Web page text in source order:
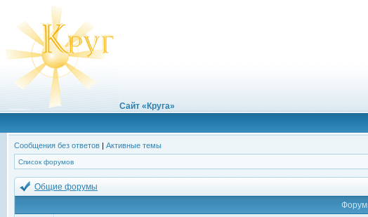
Сайт «Круга»
Сообщения без ответов | Активные темы
Список форумов
Общие форумы
Форум